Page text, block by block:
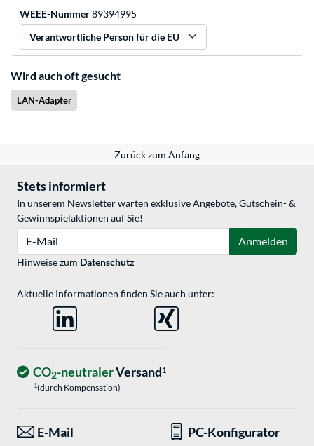
WEEE-Nummer89394995
Verantwortliche Person für die EU
Wird auch oft gesucht
LAN-Adapter
Zurück zum Anfang
Stets informiert
In unserem Newsletter warten exklusive Angebote, Gutschein- &
Gewinnspielaktionen auf Sie!
Anmelden
Hinweise zum Datenschutz
Aktuelle Informationen finden Sie auch unter:
CO2-neutralerVersand1
1(durch Kompensation)
E-Mail PC-Konfigurator